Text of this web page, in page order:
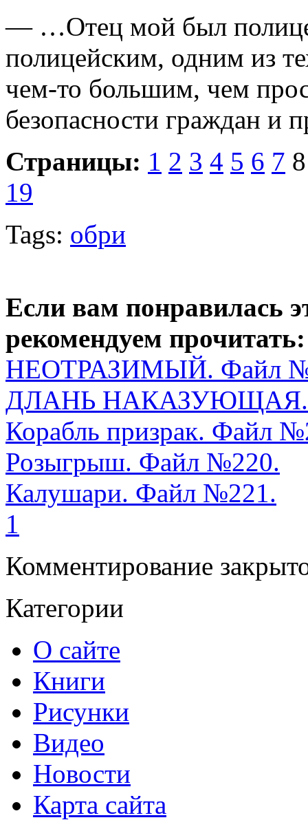
— …Отец мой был
полицейским, одним из
чем-то большим, чем
безопасности граждан и
Страницы: 1 2 3 4 5 6 7
19
Tags: обри
Если вам понравилась
рекомендуем прочитать:
НЕОТРАЗИМЫЙ. Файл
ДЛАНЬ НАКАЗУЮЩАЯ.
Корабль призрак. Файл
Розыгрыш. Файл №220.
Калушари. Файл №221.
1
Комментирование
Категории
О сайте
Книги
Рисунки
Видео
Новости
Карта сайта